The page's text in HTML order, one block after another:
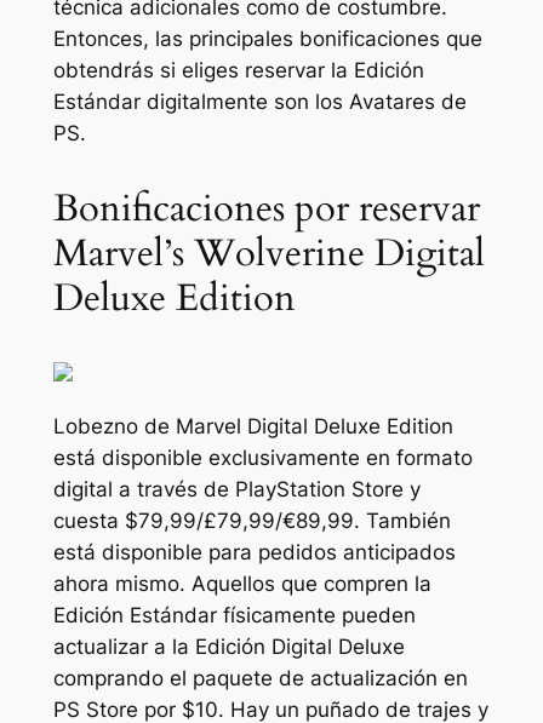
técnica adicionales como de costumbre.
Entonces, las principales bonificaciones que
obtendrás si eliges reservar la Edición
Estándar digitalmente son los Avatares de
PS.
Bonificaciones por reservar
Marvel’s Wolverine Digital
Deluxe Edition
Lobezno de Marvel Digital Deluxe Edition
está disponible exclusivamente en formato
digital a través de PlayStation Store y
cuesta $79,99/£79,99/€89,99. También
está disponible para pedidos anticipados
ahora mismo. Aquellos que compren la
Edición Estándar físicamente pueden
actualizar a la Edición Digital Deluxe
comprando el paquete de actualización en
PS Store por $10. Hay un puñado de trajes y